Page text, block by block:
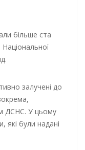
більше ста
Національної
залучені до
ДСНС. У цьому
які були надані